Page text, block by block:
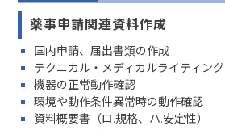
薬事申請関連資料作成
国内申請、届出書類の作成
テクニカル・メディカルライティング
機器の正常動作確認
環境や動作条件異常時の動作確認
資料概要書（ロ.規格、ハ.安定性）